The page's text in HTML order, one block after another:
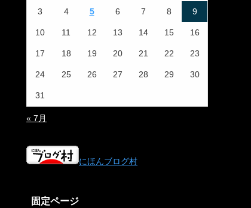
3 4 5 6 7 8 9
10 11 12 13 14 15 16
17 18 19 20 21 22 23
24 25 26 27 28 29 30
31
« 7月
にほんブログ村
固定ページ